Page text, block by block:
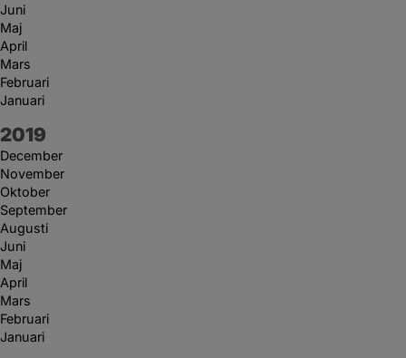
Juni
Maj
April
Mars
Februari
Januari
År:
2019
December
November
Oktober
September
Augusti
Juni
Maj
April
Mars
Februari
Januari